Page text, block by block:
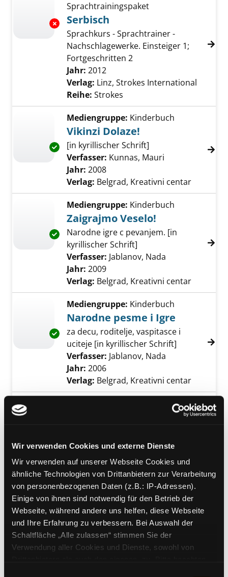
Wir verwenden Cookies und externe Dienste
Wir verwenden auf unserer Webseite Cookies und
ähnliche Technologien von Drittanbietern zur Verarbeitung
von personenbezogenen Daten (z.B.: IP-Adressen).
Einige von ihnen sind notwendig für den Betrieb der
Webseite, während andere uns helfen, diese Webseite
und Ihre Erfahrung zu verbessern. Bei Auswahl der
Schaltfläche „Alle zulassen“ stimmen Sie der
Verwendung aller Cookies und Dienste, sowohl von
Exemplar-Details von Serbisch anzeigen
Sprachtrainingspaket
Serbisch
Sprachkurs - Sprachtrainer -
Nachschlagewerke. Einsteiger 1;
Fortgeschritten 2
Suche nach diesem Verfasser
Jahr: 2012
Verlag: Linz, Strokes International
Reihe: Strokes
Exemplar-Details von Vikinzi Dolaze!
Mediengruppe: Kinderbuch
Vikinzi Dolaze!
[in kyrillischer Schrift]
Verfasser: Kunnas, Mauri
Jahr: 2008
Verlag: Belgrad, Kreativni centar
Exemplar-Details von Zaigrajmo Veselo!
Mediengruppe: Kinderbuch
Zaigrajmo Veselo!
Narodne igre c pevanjem. [in
kyrillischer Schrift]
Verfasser: Jablanov, Nada
Jahr: 2009
Verlag: Belgrad, Kreativni centar
Exemplar-Details von Narodne pesme i Igre
Mediengruppe: Kinderbuch
Narodne pesme i Igre
za decu, roditelje, vaspitasce i
uciteje [in kyrillischer Schrift]
Verfasser: Jablanov, Nada
Jahr: 2006
Verlag: Belgrad, Kreativni centar
Kinderbuch
Verfasser:Marinkovic, Simon
Verlag:Belgrad, Kreativni centar
Exemplar-Details von Mili Dzek i razigrani
Mediengruppe:Kinderbuch
Mili Dzek i razigrani macak
Verfasser: King, Stephen Michael
Jahr:
Verlag: Beograd, Beli Put
Mediengruppe:Kinderbuch